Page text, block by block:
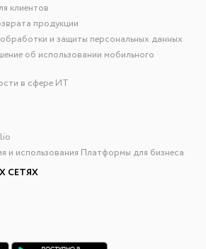
клиентов
продукции
и защиты персональных данных
об использовании мобильного
в сфере ИТ
и использования Платформы для бизнеса
СЕТЯХ